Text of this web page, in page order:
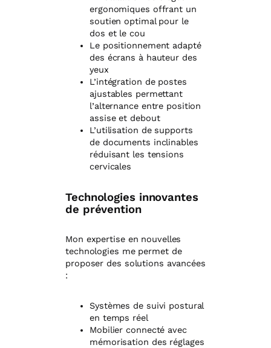
ergonomiques offrant un
soutien optimal pour le
dos et le cou
Le positionnement adapté
des écrans à hauteur des
yeux
L’intégration de postes
ajustables permettant
l’alternance entre position
assise et debout
L’utilisation de supports
de documents inclinables
réduisant les tensions
cervicales
Technologies innovantes
de prévention
Mon expertise en nouvelles
technologies me permet de
proposer des solutions avancées
:
Systèmes de suivi postural
en temps réel
Mobilier connecté avec
mémorisation des réglages